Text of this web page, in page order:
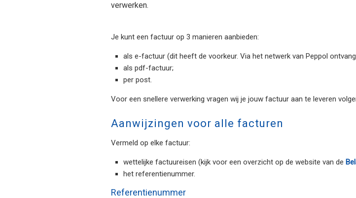
verwerken.
Je kunt een factuur op 3 manieren aanbieden:
als e-factuur (dit heeft de voorkeur. Via het netwerk van Peppol
als pdf-factuur;
per post.
Voor een snellere verwerking vragen wij je jouw factuur aan te leveren
Aanwijzingen voor alle facturen
Vermeld op elke factuur:
wettelijke factuureisen (kijk voor een overzicht op de website van de
het referentienummer.
Referentienummer